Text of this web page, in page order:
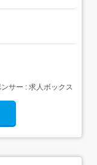
ンサー : 求人ボックス